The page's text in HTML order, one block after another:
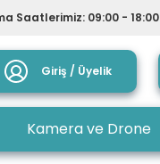
Saatlerimiz: 09:00 - 18:00
Giriş / Üyelik
Kamera ve Drone